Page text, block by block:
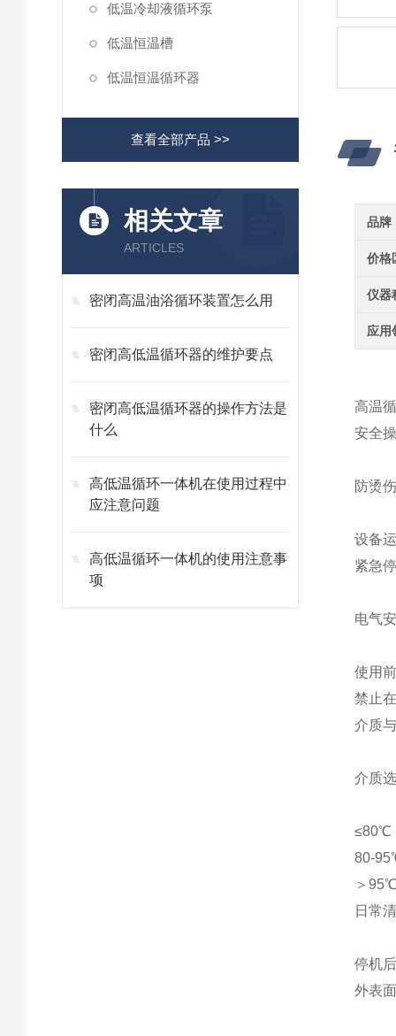
低温冷却液循环泵
低温恒温槽
低温恒温循环器
查看全部产品 >>
相关文章
ARTICLES
密闭高温油浴循环装置怎么用
密闭高低温循环器的维护要点
密闭高低温循环器的操作方法是
什么
高低温循环一体机在使用过程中
应注意问题
高低温循环一体机的使用注意事
项
品牌
价格
仪器
应用
高温
安全
防烫
设备
紧急
电气
使用
禁止
介质
介质
≤80℃‌
80-
＞
日常
停机
外表